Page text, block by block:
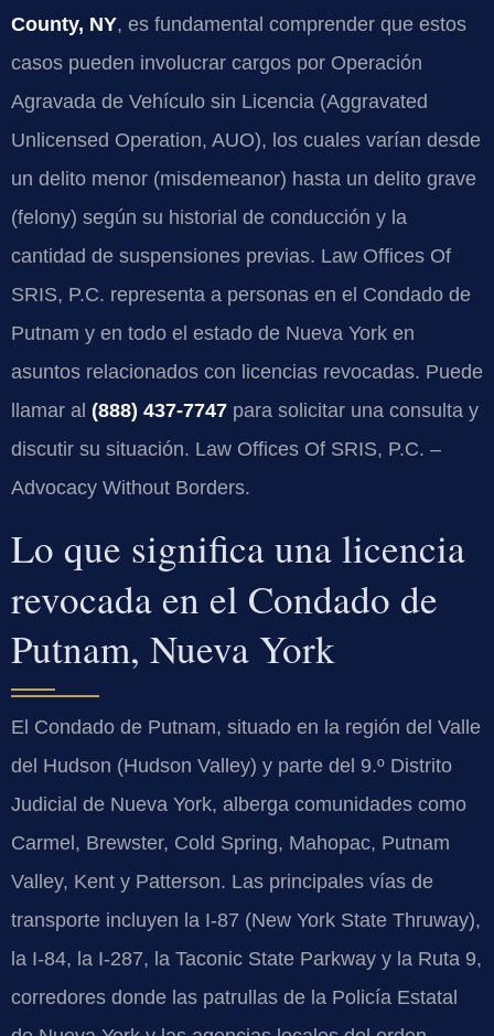
County, NY, es fundamental comprender que estos
casos pueden involucrar cargos por Operación
Agravada de Vehículo sin Licencia (Aggravated
Unlicensed Operation, AUO), los cuales varían desde
un delito menor (misdemeanor) hasta un delito grave
(felony) según su historial de conducción y la
cantidad de suspensiones previas. Law Offices Of
SRIS, P.C. representa a personas en el Condado de
Putnam y en todo el estado de Nueva York en
asuntos relacionados con licencias revocadas. Puede
llamar al (888) 437-7747 para solicitar una consulta y
discutir su situación. Law Offices Of SRIS, P.C. –
Advocacy Without Borders.
Lo que significa una licencia
revocada en el Condado de
Putnam, Nueva York
El Condado de Putnam, situado en la región del Valle
del Hudson (Hudson Valley) y parte del 9.º Distrito
Judicial de Nueva York, alberga comunidades como
Carmel, Brewster, Cold Spring, Mahopac, Putnam
Valley, Kent y Patterson. Las principales vías de
transporte incluyen la I-87 (New York State Thruway),
la I-84, la I-287, la Taconic State Parkway y la Ruta 9,
corredores donde las patrullas de la Policía Estatal